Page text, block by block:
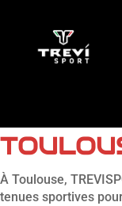
À Toulouse,
tenues sportives